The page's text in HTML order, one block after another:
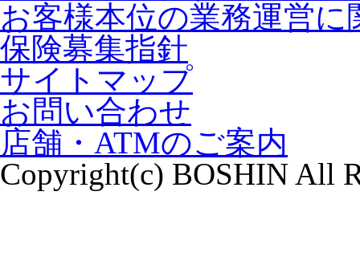
お客様本位の業務運営に
保険募集指針
サイトマップ
お問い合わせ
店舗・ATMのご案内
Copyright(c) BOSHIN All